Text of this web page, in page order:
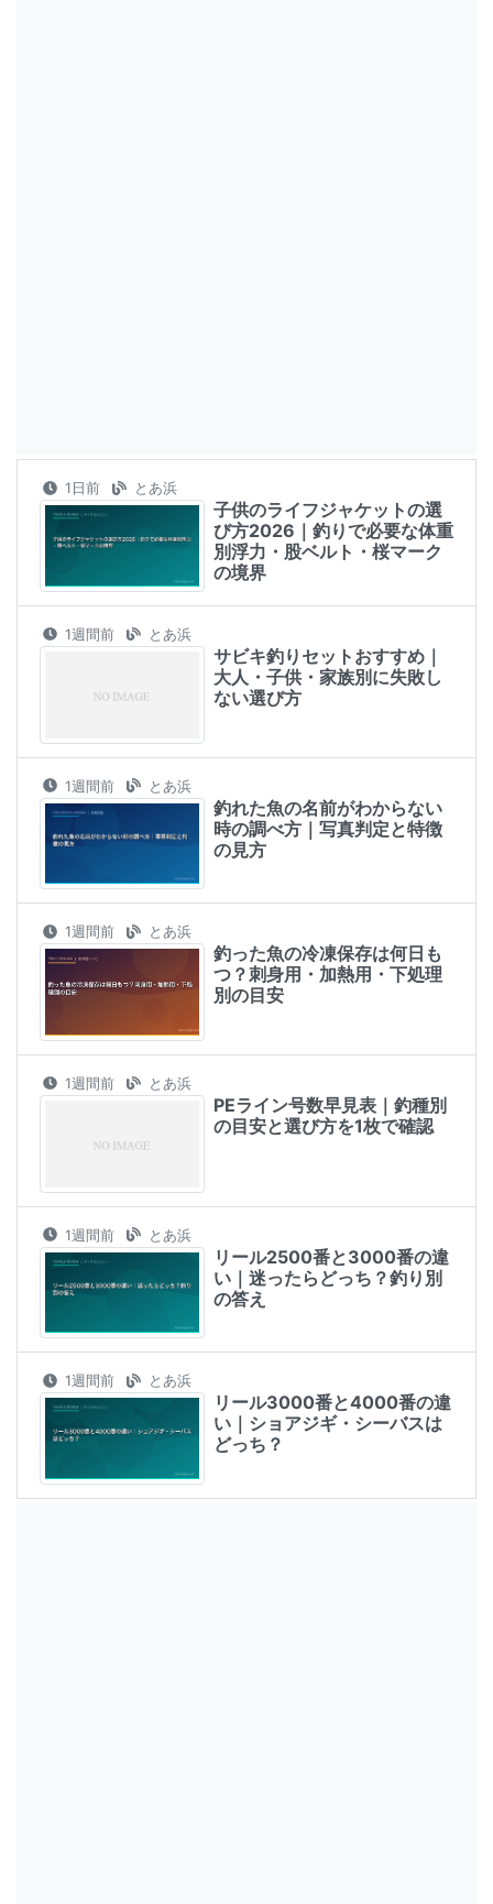
1日前 とあ浜
子供のライフジャケットの選
び方2026｜釣りで必要な体重
別浮力・股ベルト・桜マーク
の境界
1週間前 とあ浜
サビキ釣りセットおすすめ｜
大人・子供・家族別に失敗し
ない選び方
1週間前 とあ浜
釣れた魚の名前がわからない
時の調べ方｜写真判定と特徴
の見方
1週間前 とあ浜
釣った魚の冷凍保存は何日も
つ？刺身用・加熱用・下処理
別の目安
1週間前 とあ浜
PEライン号数早見表｜釣種別
の目安と選び方を1枚で確認
1週間前 とあ浜
リール2500番と3000番の違
い｜迷ったらどっち？釣り別
の答え
1週間前 とあ浜
リール3000番と4000番の違
い｜ショアジギ・シーバスは
どっち？